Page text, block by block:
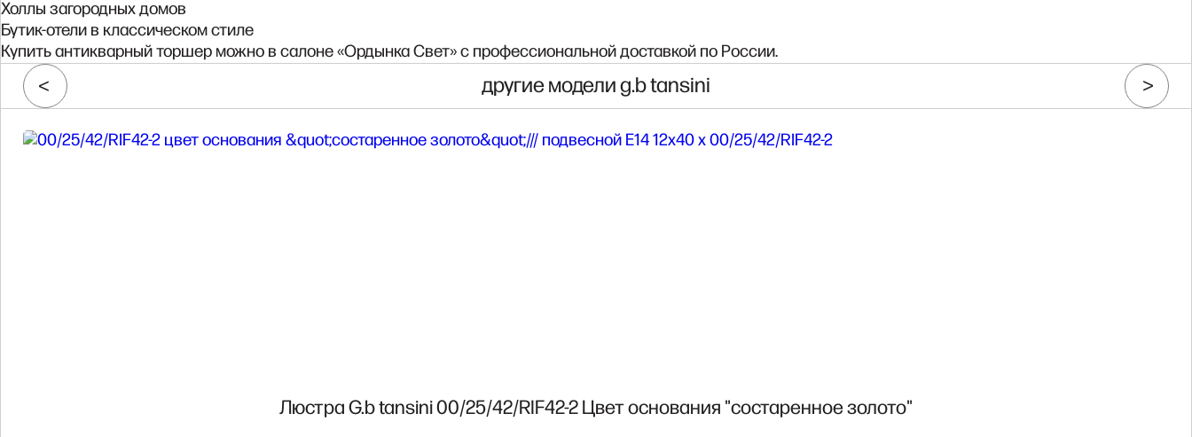
Холлы загородных домов
Бутик-отели в классическом стиле
Купить антикварный торшер можно в салоне «Ордынка Свет» с профессиональной доставкой по России.
другие модели g.b tansini
Люстра G.b tansini 00/25/42/RIF42-2 Цвет основания "состаренное золото"